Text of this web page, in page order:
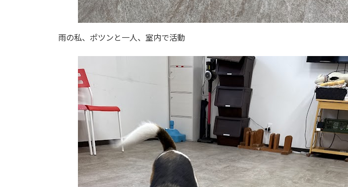
雨の私、ポツンと一人、室内で活動